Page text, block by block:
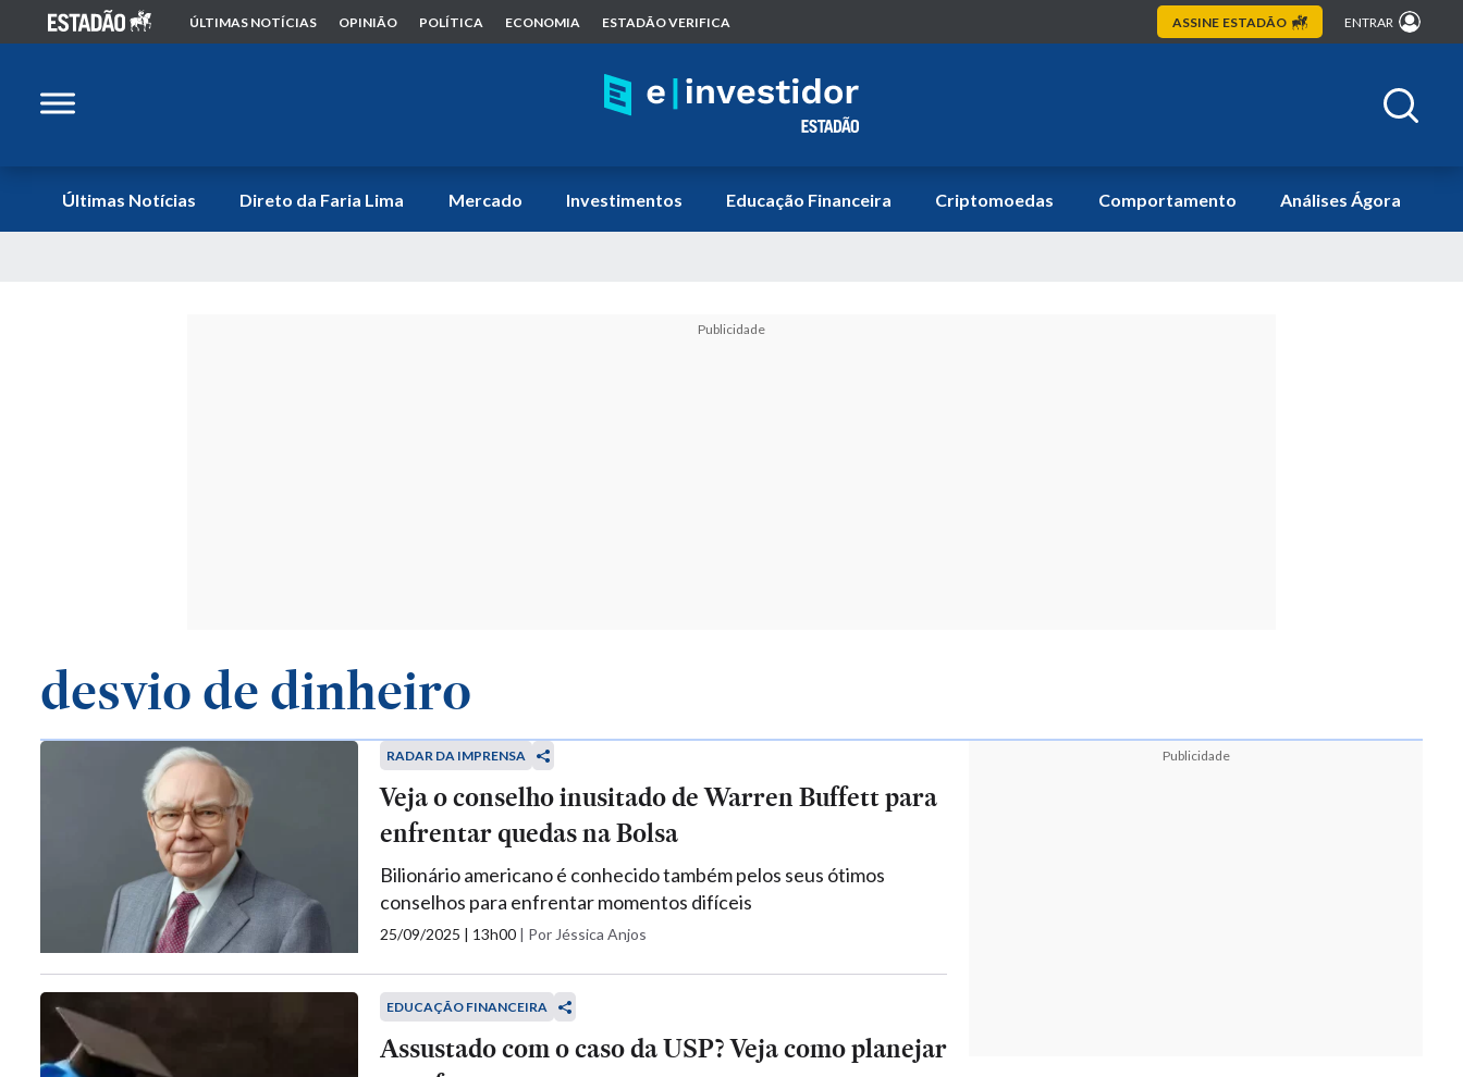
ÚLTIMAS NOTÍCIAS OPINIÃO POLÍTICA ECONOMIA ESTADÃO VERIFICA ASSINE ESTADÃO ENTRAR
Últimas Notícias Direto da Faria Lima Mercado Investimentos Educação Financeira Criptomoedas Comportamento Análises Ágora
Publicidade
desvio de dinheiro
RADAR DA IMPRENSA
Veja o conselho inusitado de Warren Buffett para
enfrentar quedas na Bolsa
Bilionário americano é conhecido também pelos seus ótimos
conselhos para enfrentar momentos difíceis
25/09/2025 | 13h00 | Por Jéssica Anjos
EDUCAÇÃO FINANCEIRA
Assustado com o caso da USP? Veja como planejar
Publicidade